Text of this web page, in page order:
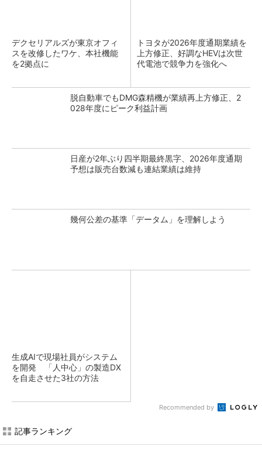
デクセリアルズが東京オフィ
スを改修したワケ、本社機能
を2拠点に
トヨタが2026年度通期業績を
上方修正、好調なHEVは次世
代電池で競争力を強化へ
脱自動車でもDMG森精機が業績再上方修正、2
028年度にピーク利益計画
日産が2年ぶり四半期最終黒字、2026年度通期
予想は販売台数減も連結業績は維持
幾何公差の基準「データム」を理解しよう
生成AIで現場社員がシステム
を開発 「人中心」の製造DX
を自走させた3社の方法
Recommended by
記事ランキング